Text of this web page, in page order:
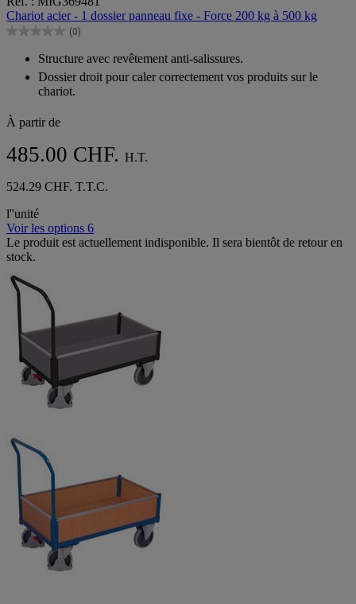
sur
5
étoiles.
Chariot acier - 1 dossier panneau fixe - Force 200 kg à 500 kg
(0)
0.0
étoiles.
Structure avec revêtement anti-salissures.
Dossier droit pour caler correctement vos produits sur le
chariot.
À partir de
485.00 CHF. H.T.
524.29 CHF. T.T.C.
l''unité
Voir les options 6
Le produit est actuellement indisponible. Il sera bientôt de retour en
stock.